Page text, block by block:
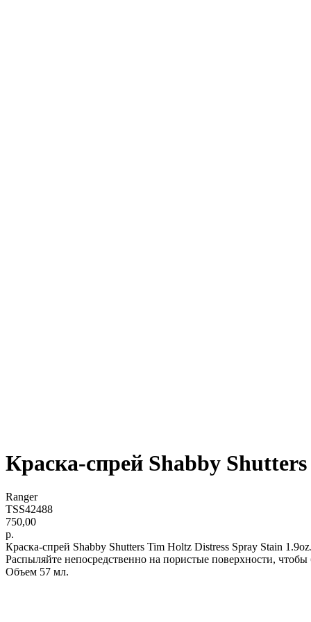
Краска-спрей Shabby
Ranger
TSS42488
750,00
р.
Краска-спрей Shabby Shutters Tim Holtz Distress Spray Stain 1.9oz.
Распыляйте непосредственно на пористые поверхности,
Объем 57 мл.